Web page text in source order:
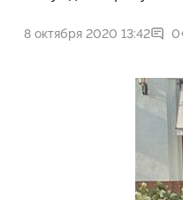
8 октября 2020 13:42 0